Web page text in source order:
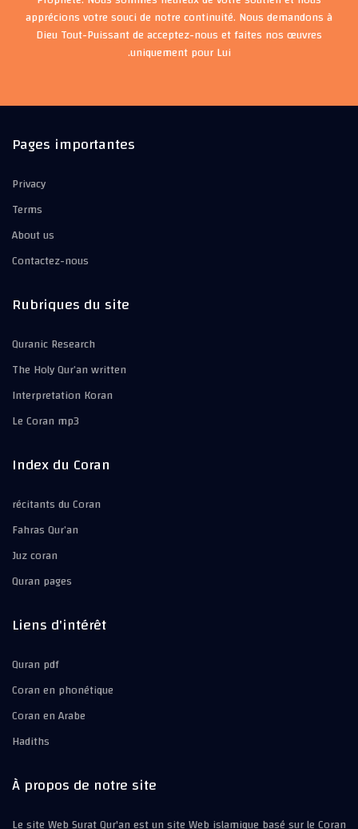
apprécions votre souci de notre continuité. Nous demandons à
Dieu Tout-Puissant de acceptez-nous et faites nos œuvres
uniquement pour Lui.
Pages importantes
Privacy
Terms
About us
Contactez-nous
Rubriques du site
Quranic Research
The Holy Qur’an written
Interpretation Koran
Le Coran mp3
Index du Coran
récitants du Coran
Fahras Qur’an
Juz coran
Quran pages
Liens d'intérêt
Quran pdf
Coran en phonétique
Coran en Arabe
Hadiths
À propos de notre site
Le site Web Surat Qur'an est un site Web islamique basé sur le Coran